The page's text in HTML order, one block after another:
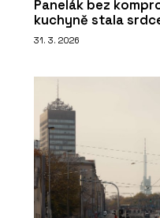
Panelák bez
kuchyně stala
31. 3. 2026